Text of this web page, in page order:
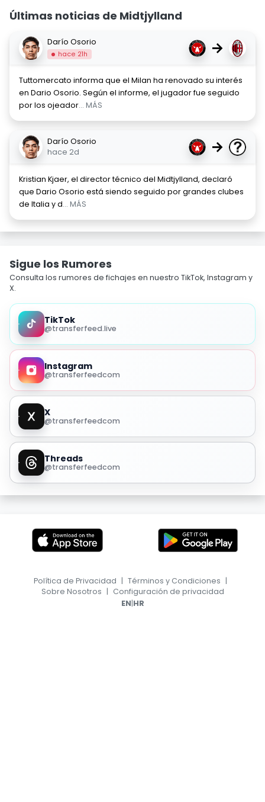
Últimas noticias de Midtjylland
Darío Osorio
hace 21h →
Tuttomercato informa que el Milan ha renovado su interés
en Dario Osorio. Según el informe, el jugador fue seguido
por los ojeador... MÁS
Darío Osorio
hace 2d
→
Kristian Kjaer, el director técnico del Midtjylland, declaró
que Dario Osorio está siendo seguido por grandes clubes
de Italia y d... MÁS
Sigue los Rumores
Consulta los rumores de fichajes en nuestro TikTok, Instagram y
X.
TikTok
@transferfeed.live
Instagram
@transferfeedcom
X
@transferfeedcom
Threads
@transferfeedcom
Política de Privacidad | Términos y Condiciones |
Sobre Nosotros | Configuración de privacidad
EN|HR